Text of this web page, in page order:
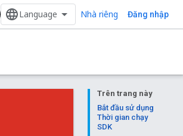
Nhà riêng Đăng nhập
Trên trang này
Bắt đầu sử dụng
Thời gian chạy
SDK